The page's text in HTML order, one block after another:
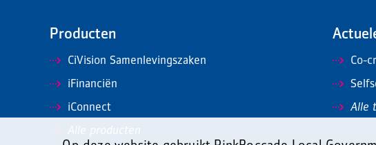
Producten
CiVision Samenlevingszaken
iFinanciën
iConnect
Alle producten
Co-
Alle